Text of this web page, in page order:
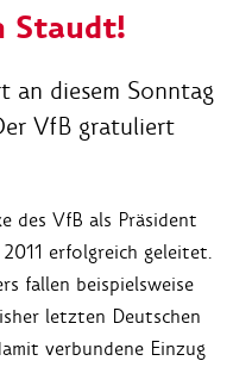
Staudt!
an diesem Sonntag
VfB gratuliert
des VfB als Präsident
erfolgreich geleitet.
fallen beispielsweise
letzten Deutschen
verbundene Einzug